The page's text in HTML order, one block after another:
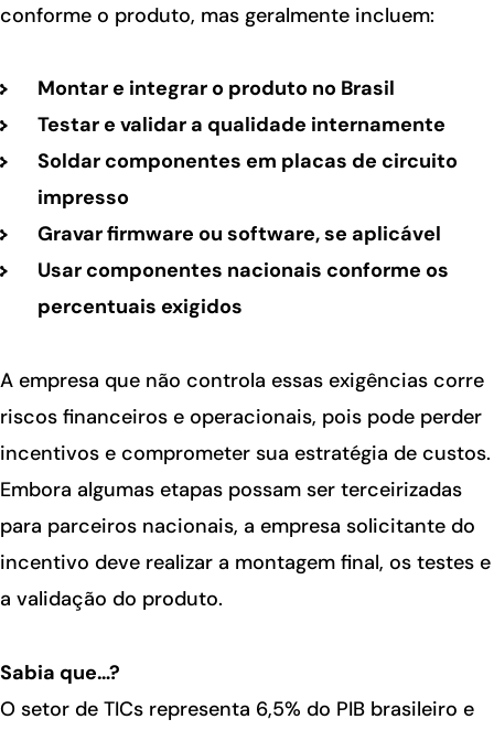
conforme o produto, mas geralmente incluem:
Montar e integrar o produto no Brasil
Testar e validar a qualidade internamente
Soldar componentes em placas de circuito
impresso
Gravar firmware ou software, se aplicável
Usar componentes nacionais conforme os
percentuais exigidos
A empresa que não controla essas exigências corre
riscos financeiros e operacionais, pois pode perder
incentivos e comprometer sua estratégia de custos.
Embora algumas etapas possam ser terceirizadas
para parceiros nacionais, a empresa solicitante do
incentivo deve realizar a montagem final, os testes e
a validação do produto.
Sabia que…?
O setor de TICs representa 6,5% do PIB brasileiro e